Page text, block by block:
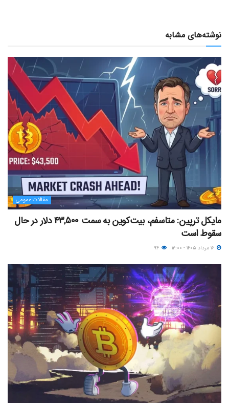
نوشته‌های مشابه
مقالات عمومی
مایکل ترپین: متاسفم، بیت‌کوین به سمت ۴۳,۵۰۰ دلار در حال
سقوط است